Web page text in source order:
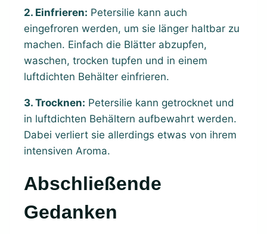
2. Einfrieren: Petersilie kann auch
eingefroren werden, um sie länger haltbar zu
machen. Einfach die Blätter abzupfen,
waschen, trocken tupfen und in einem
luftdichten Behälter einfrieren.
3. Trocknen: Petersilie kann getrocknet und
in luftdichten Behältern aufbewahrt werden.
Dabei verliert sie allerdings etwas von ihrem
intensiven Aroma.
Abschließende
Gedanken